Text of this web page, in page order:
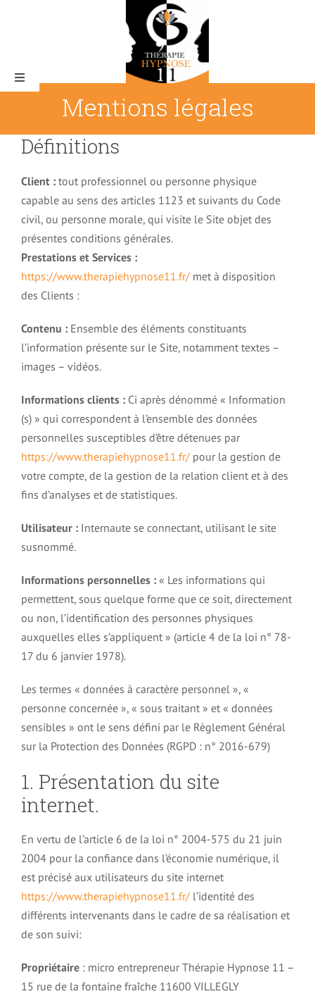
Toggle
Navigation
Qui suis-je ?
L’Hypnose
Pourquoi thérapie hypnose 11
Historique rapide de l’hypnose
Comprendre l’hypnose
Les mythes autour de l’hypnose
Pourquoi essayer l’hypnose
Domaines d’application
Conférence découverte de l’hypnose et auto-hypnose
Tarifs & rendez-vous
Déroulement d’une séance d’hypnose
Contact
Tarifs
Charte de déontologie
Les témoignages
Partagez votre expérience
Addictions et hypnose
Arrêter de fumer
Perte de poids et hypnose
Dépression et hypnose
Suicide et Hypnose
Stress et hypnose
Anxiété et hypnose
Peur et hypnose
Comprendre votre cerveau
2 – Les niveaux de conscience
3 – Le processus de l’apprentissage
4 – Le processus décisionnel
5 – Savez-vous comment vous pensez ?
6 – Que s’est-il passé pendant que vous dormiez ?
LES FORMATIONS
Mentions légales
Définitions
Client :tout professionnel ou personne physique
capable au sens des articles 1123 et suivants du Code
civil, ou personne morale, qui visite le Site objet des
présentes conditions générales.
Prestations et Services :
https://www.therapiehypnose11.fr/met à disposition
des Clients :
Contenu :Ensemble des éléments constituants
l’information présente sur le Site, notamment textes –
images – vidéos.
Informations clients :Ci après dénommé « Information
(s) » qui correspondent à l’ensemble des données
personnelles susceptibles d’être détenues par
https://www.therapiehypnose11.fr/pour la gestion de
votre compte, de la gestion de la relation client et à des
fins d’analyses et de statistiques.
Utilisateur :Internaute se connectant, utilisant le site
susnommé.
Informations personnelles :« Les informations qui
permettent, sous quelque forme que ce soit, directement
ou non, l’identification des personnes physiques
auxquelles elles s’appliquent » (article 4 de la loi n° 78-
17 du 6 janvier 1978).
Les termes « données à caractère personnel », «
personne concernée », « sous traitant » et « données
sensibles » ont le sens défini par le Règlement Général
sur la Protection des Données (RGPD : n° 2016-679)
1. Présentation du site
internet.
En vertu de l’article 6 de la loi n° 2004-575 du 21 juin
2004 pour la confiance dans l’économie numérique, il
est précisé aux utilisateurs du site internet
https://www.therapiehypnose11.fr/l’identité des
différents intervenants dans le cadre de sa réalisation et
de son suivi:
Propriétaire: micro entrepreneur Thérapie Hypnose 11 –
15 rue de la fontaine fraîche 11600 VILLEGLY